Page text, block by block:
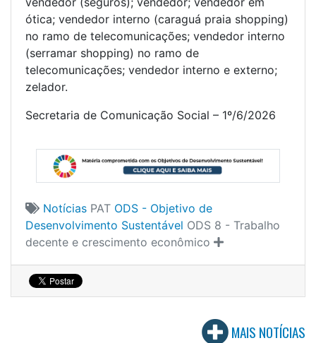
ótica; vendedor interno (caraguá praia shopping)
no ramo de telecomunicações; vendedor interno
(serramar shopping) no ramo de
telecomunicações; vendedor interno e externo;
zelador.
Secretaria de Comunicação Social – 1º/6/2026
Notícias PAT ODS - Objetivo de
Desenvolvimento Sustentável ODS 8 - Trabalho
decente e crescimento econômico
MAIS NOTÍCIAS